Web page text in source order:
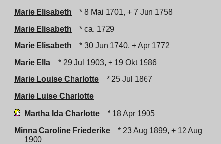
Marie Elisabeth
* 8 Mai 1701, + 7 Jun 1758
Marie Elisabeth
* ca. 1729
Marie Elisabeth
* 30 Jun 1740, + Apr 1772
Marie Ella
* 29 Jul 1903, + 19 Okt 1986
Marie Louise Charlotte
* 25 Jul 1867
Marie Luise Charlotte
Martha Ida Charlotte
* 18 Apr 1905
Minna Caroline Friederike
* 23 Aug 1899, + 12 Aug
1900